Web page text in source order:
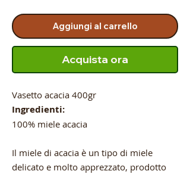
Aggiungi al carrello
Acquista ora
Vasetto acacia 400gr
Ingredienti:
100% miele acacia
Il miele di acacia è un tipo di miele
delicato e molto apprezzato, prodotto